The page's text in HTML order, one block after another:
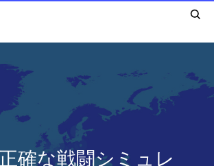
確な戦闘シミュレ